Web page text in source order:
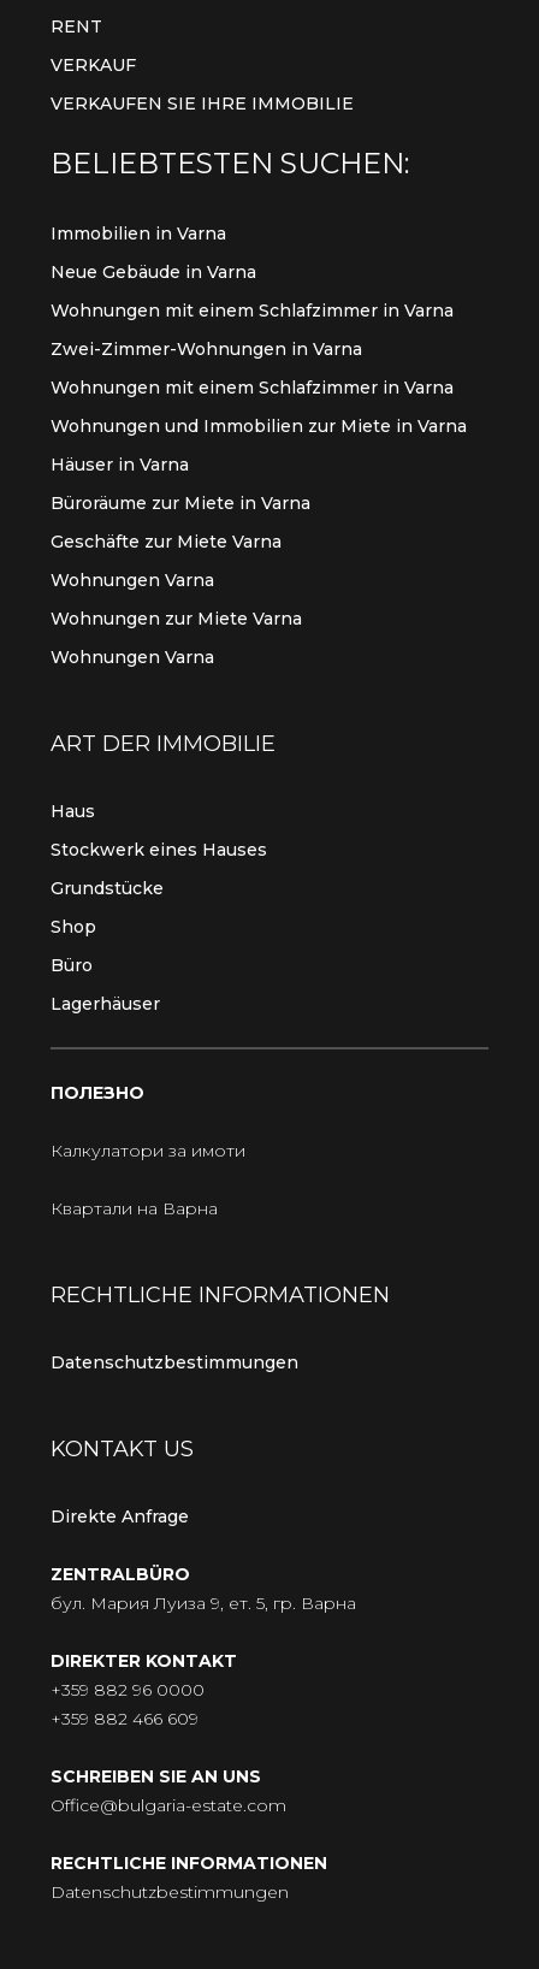
RENT
VERKAUF
VERKAUFEN SIE IHRE IMMOBILIE
BELIEBTESTEN SUCHEN:
Immobilien in Varna
Neue Gebäude in Varna
Wohnungen mit einem Schlafzimmer in Varna
Zwei-Zimmer-Wohnungen in Varna
Wohnungen mit einem Schlafzimmer in Varna
Wohnungen und Immobilien zur Miete in Varna
Häuser in Varna
Büroräume zur Miete in Varna
Geschäfte zur Miete Varna
Wohnungen Varna
Wohnungen zur Miete Varna
Wohnungen Varna
ART DER IMMOBILIE
Haus
Stockwerk eines Hauses
Grundstücke
Shop
Büro
Lagerhäuser
ПОЛЕЗНО
Калкулатори за имоти
Квартали на Варна
RECHTLICHE INFORMATIONEN
Datenschutzbestimmungen
KONTAKT US
Direkte Anfrage
ZENTRALBÜRO
бул. Мария Луиза 9, ет. 5, гр. Варна
DIREKTER KONTAKT
+359 882 96 0000
+359 882 466 609
SCHREIBEN SIE AN UNS
Office@bulgaria-estate.com
RECHTLICHE INFORMATIONEN
Datenschutzbestimmungen